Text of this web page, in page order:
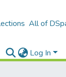
All of
Log In